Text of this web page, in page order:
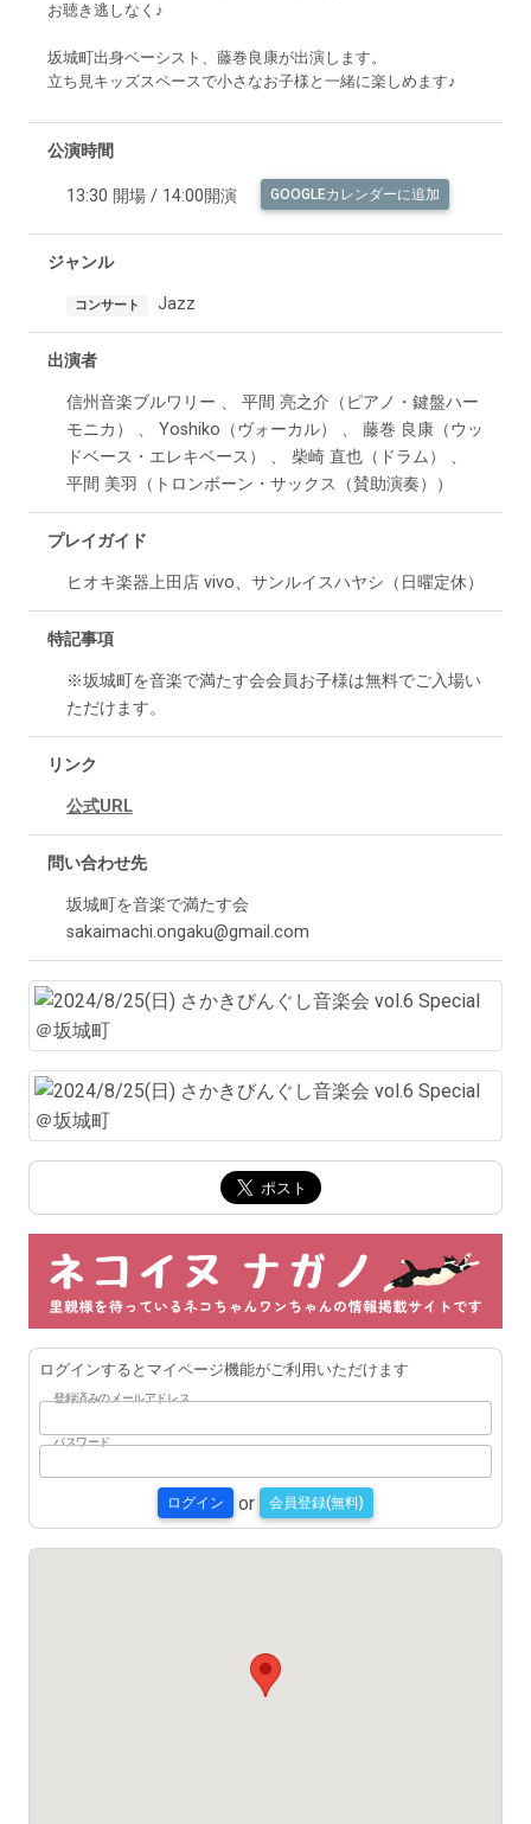
お聴き逃しなく♪
坂城町出身ベーシスト、藤巻良康が出演します。
立ち見キッズスペースで小さなお子様と一緒に楽しめます♪
公演時間
13:30 開場 / 14:00開演 GOOGLEカレンダーに追加
ジャンル
コンサート Jazz
出演者
信州音楽ブルワリー 、 平間 亮之介（ピアノ・鍵盤ハー
モニカ） 、 Yoshiko（ヴォーカル） 、 藤巻 良康（ウッ
ドベース・エレキベース） 、 柴崎 直也（ドラム） 、
平間 美羽（トロンボーン・サックス（賛助演奏））
プレイガイド
ヒオキ楽器上田店 vivo、サンルイスハヤシ（日曜定休）
特記事項
※坂城町を音楽で満たす会会員お子様は無料でご入場い
ただけます。
リンク
公式URL
問い合わせ先
坂城町を音楽で満たす会
sakaimachi.ongaku@gmail.com
ログインするとマイページ機能がご利用いただけます
登録済みのメールアドレス
パスワード
ログイン or 会員登録(無料)